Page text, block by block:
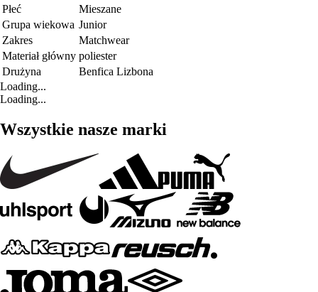
Płeć
Mieszane
Grupa wiekowa Junior
Zakres
Matchwear
Materiał główny poliester
Drużyna
Benfica Lizbona
Loading...
Loading...
Wszystkie nasze marki